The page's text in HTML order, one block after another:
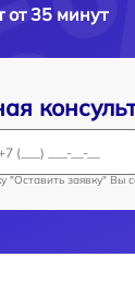
от 35 минут
"Оставить заявку" Вы